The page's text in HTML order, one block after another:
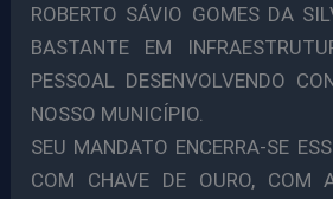
ROBERTO SÁVIO GOMES DA
BASTANTE EM
PESSOAL DESENVOLVENDO
NOSSO MUNICÍPIO.
SEU MANDATO ENCERRA-SE
COM CHAVE DE OURO, COM